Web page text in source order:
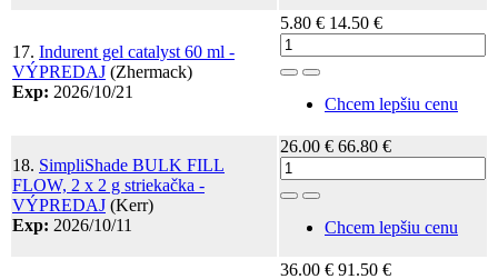
17. Indurent gel catalyst 60 ml -
VÝPREDAJ (Zhermack)
Exp: 2026/10/21
5.80 € 14.50 €
Toggle Dropdown
Chcem lepšiu cenu
18. SimpliShade BULK FILL
FLOW, 2 x 2 g striekačka -
VÝPREDAJ (Kerr)
Exp: 2026/10/11
26.00 € 66.80 €
Toggle Dropdown
Chcem lepšiu cenu
36.00 € 91.50 €